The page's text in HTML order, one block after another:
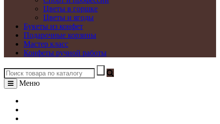
Цветы в горшке
Цветы и ягоды
Букеты из конфет
Подарочные корзины
Мастер класс
Конфеты ручной работы
Меню